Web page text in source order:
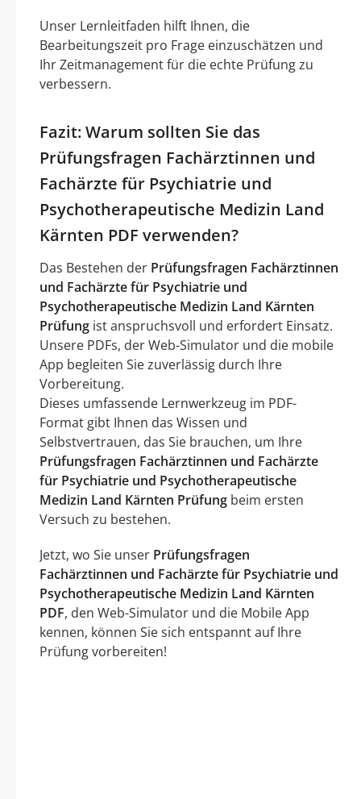
Unser Lernleitfaden hilft Ihnen, die
Bearbeitungszeit pro Frage einzuschätzen und
Ihr Zeitmanagement für die echte Prüfung zu
verbessern.
Fazit: Warum sollten Sie das
Prüfungsfragen Fachärztinnen und
Fachärzte für Psychiatrie und
Psychotherapeutische Medizin Land
Kärnten PDF verwenden?
Das Bestehen der Prüfungsfragen Fachärztinnen
und Fachärzte für Psychiatrie und
Psychotherapeutische Medizin Land Kärnten
Prüfung ist anspruchsvoll und erfordert Einsatz.
Unsere PDFs, der Web-Simulator und die mobile
App begleiten Sie zuverlässig durch Ihre
Vorbereitung.
Dieses umfassende Lernwerkzeug im PDF-
Format gibt Ihnen das Wissen und
Selbstvertrauen, das Sie brauchen, um Ihre
Prüfungsfragen Fachärztinnen und Fachärzte
für Psychiatrie und Psychotherapeutische
Medizin Land Kärnten Prüfung beim ersten
Versuch zu bestehen.
Jetzt, wo Sie unser Prüfungsfragen
Fachärztinnen und Fachärzte für Psychiatrie und
Psychotherapeutische Medizin Land Kärnten
PDF, den Web-Simulator und die Mobile App
kennen, können Sie sich entspannt auf Ihre
Prüfung vorbereiten!